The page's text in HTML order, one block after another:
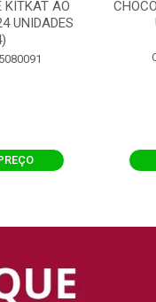
KITKAT AO
UNIDADES